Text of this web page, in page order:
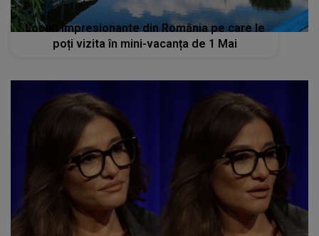
Locuri impresionante din România pe care le
poți vizita în mini-vacanța de 1 Mai